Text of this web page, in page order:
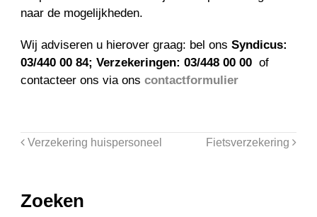
naar de mogelijkheden.
Wij adviseren u hierover graag: bel ons Syndicus:
03/440 00 84; Verzekeringen: 03/448 00 00 of
contacteer ons via onscontactformulier
Verzekering huispersoneel Fietsverzekering
Zoeken